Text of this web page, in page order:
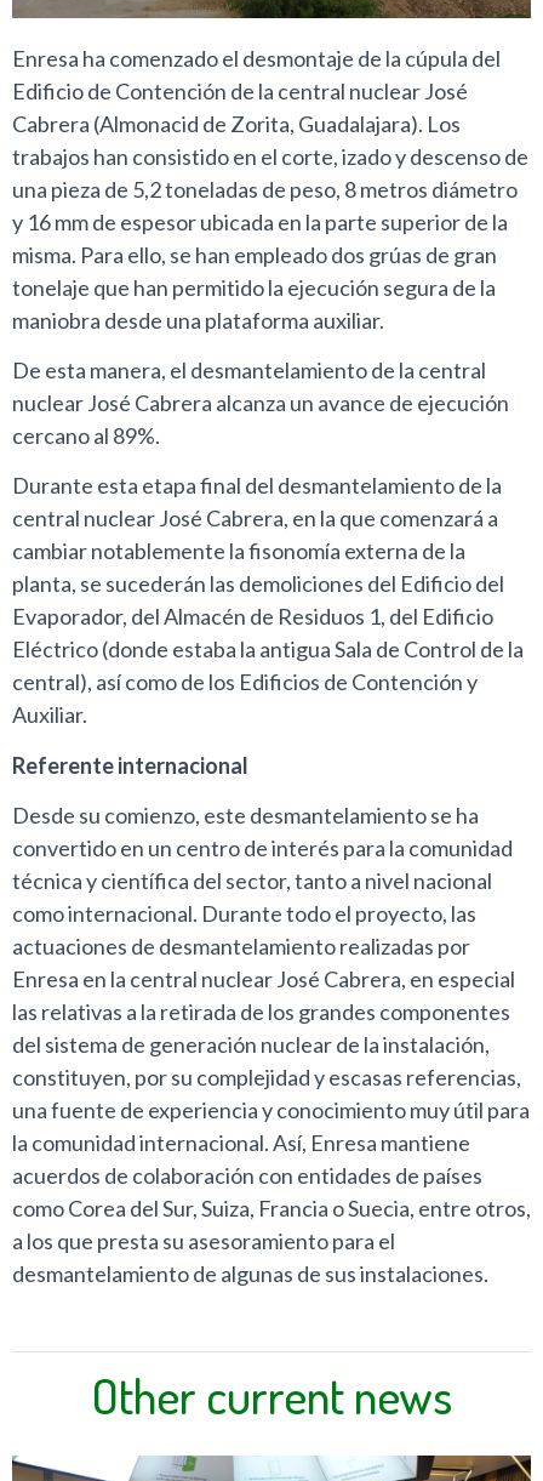
Enresa ha comenzado el desmontaje de la cúpula del
Edificio de Contención de la central nuclear José
Cabrera (Almonacid de Zorita, Guadalajara). Los
trabajos han consistido en el corte, izado y descenso de
una pieza de 5,2 toneladas de peso, 8 metros diámetro
y 16 mm de espesor ubicada en la parte superior de la
misma. Para ello, se han empleado dos grúas de gran
tonelaje que han permitido la ejecución segura de la
maniobra desde una plataforma auxiliar.
De esta manera, el desmantelamiento de la central
nuclear José Cabrera alcanza un avance de ejecución
cercano al 89%.
Durante esta etapa final del desmantelamiento de la
central nuclear José Cabrera, en la que comenzará a
cambiar notablemente la fisonomía externa de la
planta, se sucederán las demoliciones del Edificio del
Evaporador, del Almacén de Residuos 1, del Edificio
Eléctrico (donde estaba la antigua Sala de Control de la
central), así como de los Edificios de Contención y
Auxiliar.
Referente internacional
Desde su comienzo, este desmantelamiento se ha
convertido en un centro de interés para la comunidad
técnica y científica del sector, tanto a nivel nacional
como internacional. Durante todo el proyecto, las
actuaciones de desmantelamiento realizadas por
Enresa en la central nuclear José Cabrera, en especial
las relativas a la retirada de los grandes componentes
del sistema de generación nuclear de la instalación,
constituyen, por su complejidad y escasas referencias,
una fuente de experiencia y conocimiento muy útil para
la comunidad internacional. Así, Enresa mantiene
acuerdos de colaboración con entidades de países
como Corea del Sur, Suiza, Francia o Suecia, entre otros,
a los que presta su asesoramiento para el
desmantelamiento de algunas de sus instalaciones.
Other current news